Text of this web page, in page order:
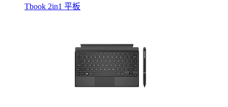
Tbook 2in1 平板